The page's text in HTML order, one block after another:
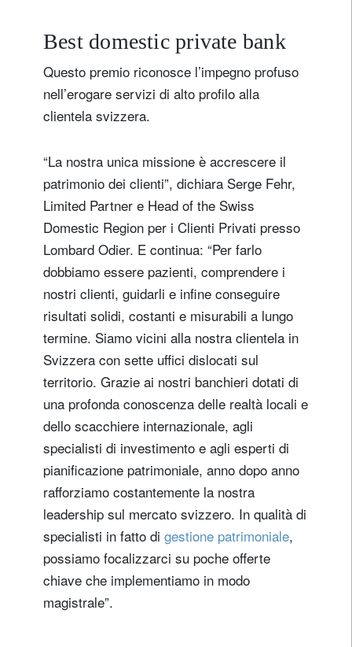
Best domestic private bank
Questo premio riconosce l’impegno profuso
nell’erogare servizi di alto profilo alla
clientela svizzera.
“La nostra unica missione è accrescere il
patrimonio dei clienti”, dichiara Serge Fehr,
Limited Partner e Head of the Swiss
Domestic Region per i Clienti Privati presso
Lombard Odier. E continua: “Per farlo
dobbiamo essere pazienti, comprendere i
nostri clienti, guidarli e infine conseguire
risultati solidi, costanti e misurabili a lungo
termine. Siamo vicini alla nostra clientela in
Svizzera con sette uffici dislocati sul
territorio. Grazie ai nostri banchieri dotati di
una profonda conoscenza delle realtà locali e
dello scacchiere internazionale, agli
specialisti di investimento e agli esperti di
pianificazione patrimoniale, anno dopo anno
rafforziamo costantemente la nostra
leadership sul mercato svizzero. In qualità di
specialisti in fatto di gestione patrimoniale,
possiamo focalizzarci su poche offerte
chiave che implementiamo in modo
magistrale”.